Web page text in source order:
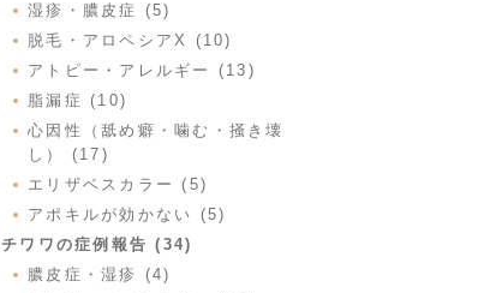
湿疹・膿皮症 (5)
脱毛・アロペシアX (10)
アトピー・アレルギー (13)
脂漏症 (10)
心因性（舐め癖・噛む・掻き壊
し） (17)
エリザベスカラー (5)
アポキルが効かない (5)
チワワの症例報告 (34)
膿皮症・湿疹 (4)